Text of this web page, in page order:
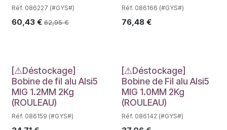
Réf. 086227 (#GYS#)
60,43 € 62,95€
Réf. 086166 (#GYS#)
76,48€
Déstockage
[⚠Déstockage]
Bobine de fil alu Alsi5
MIG 1.2MM 2Kg
(ROULEAU)
Réf. 086159 (#GYS#)
Déstockage
[⚠Déstockage]
Bobine de Fil alu Alsi5
MIG 1.0MM 2Kg
(ROULEAU)
Réf. 086142 (#GYS#)